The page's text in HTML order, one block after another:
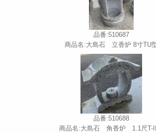
品番:510687
商品名:大島石 立香炉 8寸TU
品番:510688
商品名:大島石 角香炉 1.1尺T-